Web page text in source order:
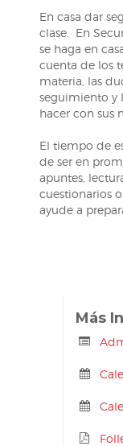
En casa dar
clase. En
se haga en
cuenta de los
materia, las
seguimiento y
hacer con sus
El tiempo de
de ser en
apuntes,
cuestionarios
ayude a
Más